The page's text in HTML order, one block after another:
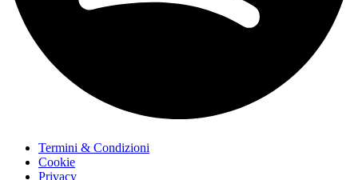
Termini & Condizioni
Cookie
Privacy